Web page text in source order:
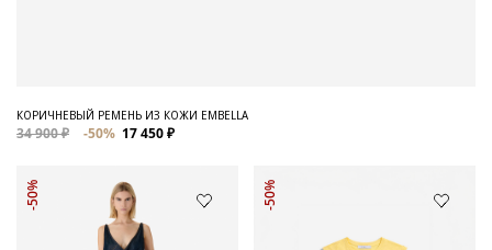
КОРИЧНЕВЫЙ РЕМЕНЬ ИЗ КОЖИ EMBELLA
34 900 ₽ -50% 17 450 ₽
-50% -50%